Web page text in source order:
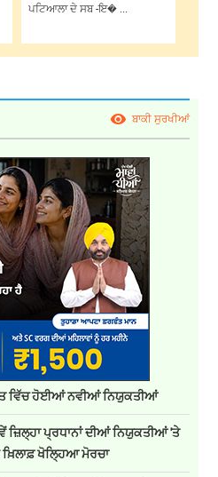
ਪਟਿਆਲਾ ਦੇ ਸਬ -ਇ� ...
ਬਾਕੀ ਸੁਰਖੀਆਂ
ਵਿੱਚ ਹੋਈਆਂ ਨਵੀਆਂ ਨਿਯੁਕਤੀਆਂ
ਜ਼ਿਲ੍ਹਾ ਪ੍ਰਧਾਨਾਂ ਦੀਆਂ ਨਿਯੁਕਤੀਆਂ 'ਤੇ
ਖੋਲ੍ਹਿਆ ਮੋਰਚਾ